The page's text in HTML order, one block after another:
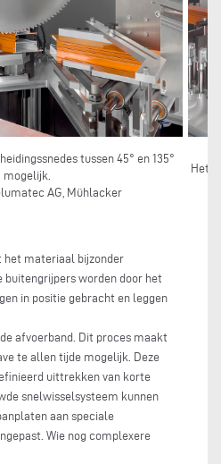
tussen 45° en 135°
mogelijk.
AG, Mühlacker
Het
materiaal bijzonder
buitengrijpers worden door het
in positie gebracht en leggen
afvoerband. Dit proces maakt
te allen tijde mogelijk. Deze
uittrekken van korte
snelwisselsysteem kunnen
aan speciale
Wie nog complexere